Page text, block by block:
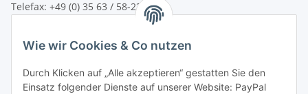
Telefax: +49 (0) 35 63 / 58-231
service@bsn-spremberg.de
Wir versenden mit:
Wie wir Cookies & Co nutzen
Durch Klicken auf „Alle akzeptieren“ gestatten Sie den
Einsatz folgender Dienste auf unserer Website: PayPal